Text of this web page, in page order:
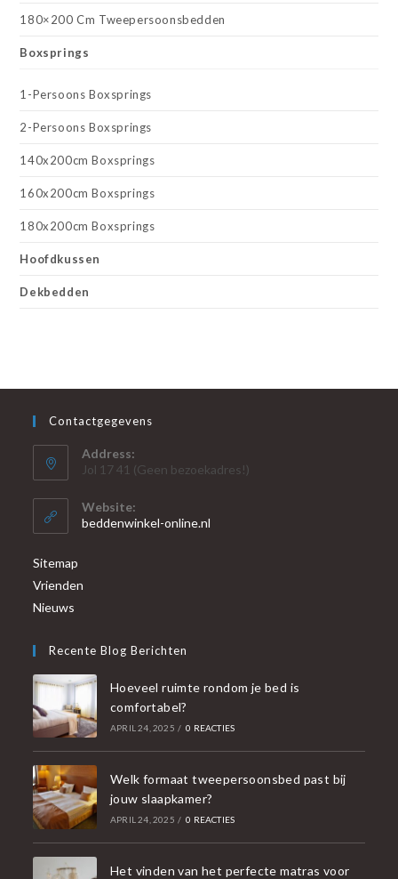
180×200 Cm Tweepersoonsbedden
Boxsprings
1-Persoons Boxsprings
2-Persoons Boxsprings
140x200cm Boxsprings
160x200cm Boxsprings
180x200cm Boxsprings
Hoofdkussen
Dekbedden
Contactgegevens
Address:
Jol 17 41 (Geen bezoekadres!)
Website:
beddenwinkel-online.nl
Sitemap
Vrienden
Nieuws
Recente Blog Berichten
Hoeveel ruimte rondom je bed is
comfortabel?
APRIL 24, 2025 / 0 REACTIES
Welk formaat tweepersoonsbed past bij
jouw slaapkamer?
APRIL 24, 2025 / 0 REACTIES
Het vinden van het perfecte matras voor